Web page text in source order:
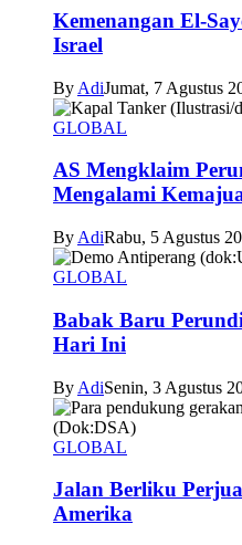
Kemenangan El-
Israel
By AdiJumat, 7 Agustus
GLOBAL
AS Mengklaim
Mengalami
By AdiRabu, 5 Agustus
GLOBAL
Babak Baru
Hari Ini
By AdiSenin, 3 Agustus
GLOBAL
Jalan Berliku
Amerika